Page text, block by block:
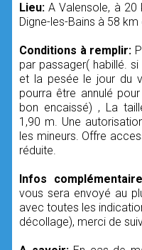
Lieu:A Valensole, à
Digne-les-Bains à 58 km
Conditions à remplir:
par passager( habillé.
et la pesée le jour du
pourra être annulé
bon encaissé) , La
1,90 m. Une
les mineurs. Offre
réduite.
Infos
vous sera envoyé au
avec toutes les
décollage), merci de